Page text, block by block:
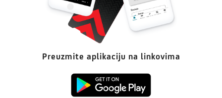
Preuzmite aplikaciju na linkovima
Preuzmi